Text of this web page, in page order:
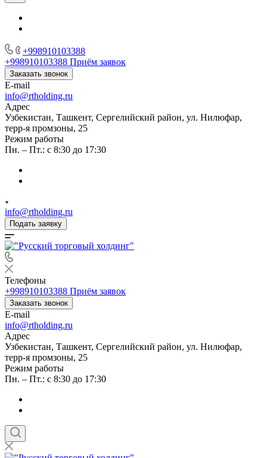
+998910103388
+998910103388 Приём заявок
Заказать звонок
E-mail
info@rtholding.ru
Адрес
Узбекистан, Ташкент, Сергелийский район, ул. Нилюфар,
терр-я промзоны, 25
Режим работы
Пн. – Пт.: с 8:30 до 17:30
info@rtholding.ru
Подать заявку
Телефоны
+998910103388 Приём заявок
Заказать звонок
E-mail
info@rtholding.ru
Адрес
Узбекистан, Ташкент, Сергелийский район, ул. Нилюфар,
терр-я промзоны, 25
Режим работы
Пн. – Пт.: с 8:30 до 17:30